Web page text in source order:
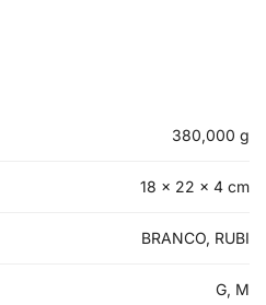
380,000 g
18 × 22 × 4 cm
BRANCO, RUBI
G, M